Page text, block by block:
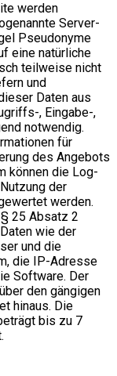
werden
Server-
Pseudonyme
eine natürliche
teilweise nicht
und
Daten aus
, Eingabe-,
notwendig.
für
des Angebots
können die Log-
der
werden.
25 Absatz 2
wie der
und die
die IP-Adresse
Software. Der
den gängigen
hinaus. Die
bis zu 7